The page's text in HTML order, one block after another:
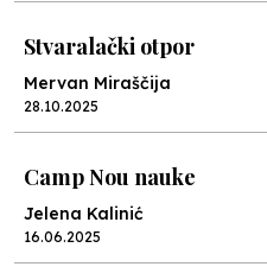
Stvaralački otpor
Mervan Miraščija
28.10.2025
Camp Nou nauke
Jelena Kalinić
16.06.2025